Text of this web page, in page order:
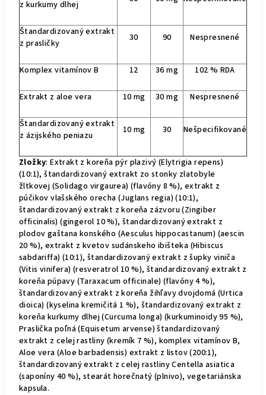
z kurkumy dlhej
Štandardizovaný extrakt
z prasličky
30 90 Nespresnené
Komplex vitamínov B 12 36 mg 102 % RDA
Extrakt z aloe vera 10 mg 30 mg Nespresnené
Štandardizovaný extrakt
z ázijského peniazu
10 mg 30 Nešpecifikované
Zložky: Extrakt z koreňa pýr plazivý (Elytrigia repens)
(10:1), štandardizovaný extrakt zo stonky zlatobyle
žltkovej (Solidago virgaurea) (flavóny 8 %), extrakt z
púčikov vlašského orecha (Juglans regia) (10:1),
štandardizovaný extrakt z koreňa zázvoru (Zingiber
officinalis) (gingerol 10 %), štandardizovaný extrakt z
plodov gaštana konského (Aesculus hippocastanum) (aescin
20 %), extrakt z kvetov sudánskeho ibišteka (Hibiscus
sabdariffa) (10:1), štandardizovaný extrakt z šupky viniča
(Vitis vinifera) (resveratrol 10 %), štandardizovaný extrakt z
koreňa púpavy (Taraxacum officinale) (flavóny 4 %),
štandardizovaný extrakt z koreňa žihľavy dvojdomá (Urtica
dioica) (kyselina kremičitá 1 %), štandardizovaný extrakt z
koreňa kurkumy dlhej (Curcuma longa) (kurkuminoidy 95 %),
Praslička poľná (Equisetum arvense) štandardizovaný
extrakt z celej rastliny (kremík 7 %), komplex vitamínov B,
Aloe vera (Aloe barbadensis) extrakt z listov (200:1),
štandardizovaný extrakt z celej rastliny Centella asiatica
(saponíny 40 %), stearát horečnatý (plnivo), vegetariánska
kapsula.